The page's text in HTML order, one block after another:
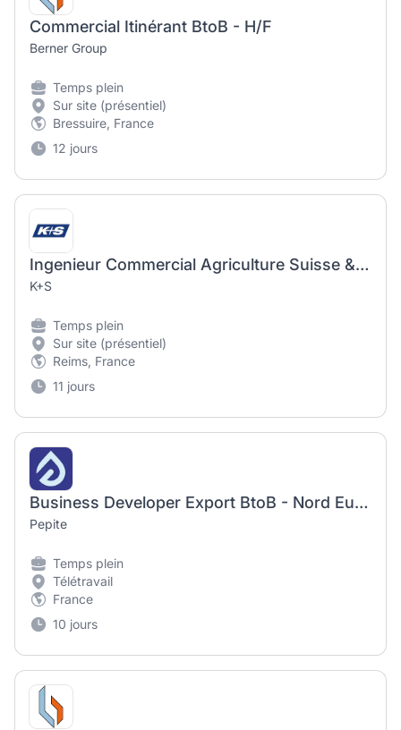
Commercial Itinérant BtoB - H/F
Berner Group
Temps plein
Sur site (présentiel)
Bressuire, France
12 jours
Ingenieur Commercial Agriculture Suisse & Nord-Est France H/F
K+S
Temps plein
Sur site (présentiel)
Reims, France
11 jours
Business Developer Export BtoB - Nord Europe (H/F)
Pepite
Temps plein
Télétravail
France
10 jours